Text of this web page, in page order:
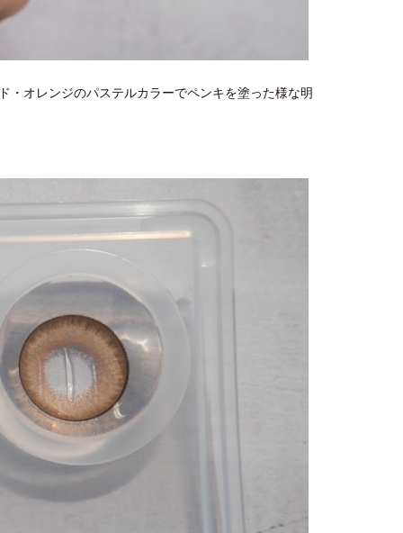
・オレンジのパステルカラーでペンキを塗った様な明